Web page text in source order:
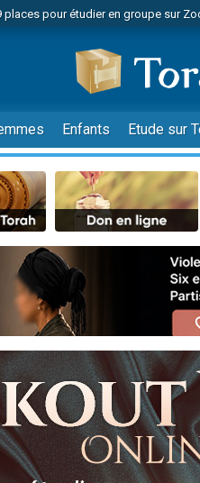
places pour étudier en groupe sur
de nous rejoindre sur
de nous rejoindre sur
viennent de faire un don pour
viennent de faire un don pour 1
de demander une bénédiction
de nous rejoindre sur
places pour étudier en groupe sur
son Maasser
de nous rejoindre sur
de nous rejoindre sur
donner son Maasser
viennent de faire un don pour 5
de nous rejoindre sur
viennent de demander une
viennent de faire un don pour
places pour étudier en groupe sur
Enfants Etude sur